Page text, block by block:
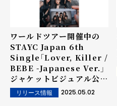
ワールドツアー開催中の
STAYC Japan 6th
Single「Lover, Killer /
BEBE -Japanese Ver.」
ジャケットビジュアル公
開︕シリアルナンバー特典
イベントの概要も決定！
リリース情報 2025.05.02